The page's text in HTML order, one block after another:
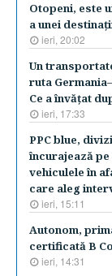
Otopeni, este
a unei
ieri, 20:02
Un
ruta
Ce a învăţat
ieri, 17:33
PPC blue,
încurajează
vehiculele în
care aleg
ieri, 15:11
Autonom,
certificată B
ieri, 14:31